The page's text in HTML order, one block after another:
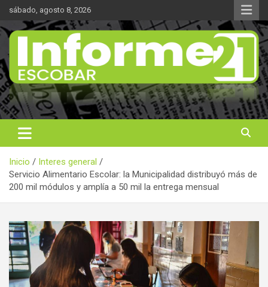
Saltar
contenido
sábado, agosto 8, 2026
Informe 21
Noticas reales
Inicio
Interes general
Servicio Alimentario Escolar: la Municipalidad distribuyó más de
200 mil módulos y amplía a 50 mil la entrega mensual